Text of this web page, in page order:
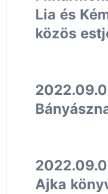
Lia és
közös
Ajka